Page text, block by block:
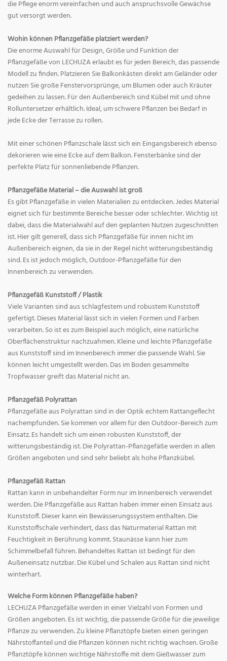
die Pflege enorm vereinfachen und auch anspruchsvolle Gewächse
gut versorgt werden.
Wohin können Pflanzgefäße platziert werden?
Die enorme Auswahl für Design, Größe und Funktion der
Pflanzgefäße von LECHUZA erlaubt es für jeden Bereich, das passende
Modell zu finden. Platzieren Sie Balkonkästen direkt am Geländer oder
nutzen Sie große Fenstervorsprünge, um Blumen oder auch Kräuter
gedeihen zu lassen. Für den Außenbereich sind Kübel mit und ohne
Rolluntersetzer erhältlich. Ideal, um schwere Pflanzen bei Bedarf in
jede Ecke der Terrasse zu rollen.
Mit einer schönen Pflanzschale lässt sich ein Eingangsbereich ebenso
dekorieren wie eine Ecke auf dem Balkon. Fensterbänke sind der
perfekte Platz für sonnenliebende Pflanzen.
Pflanzgefäße Material – die Auswahl ist groß
Es gibt Pflanzgefäße in vielen Materialien zu entdecken. Jedes Material
eignet sich für bestimmte Bereiche besser oder schlechter. Wichtig ist
dabei, dass die Materialwahl auf den geplanten Nutzen zugeschnitten
ist. Hier gilt generell, dass sich Pflanzgefäße für innen nicht im
Außenbereich eignen, da sie in der Regel nicht witterungsbeständig
sind. Es ist jedoch möglich, Outdoor-Pflanzgefäße für den
Innenbereich zu verwenden.
Pflanzgefäß Kunststoff / Plastik
Viele Varianten sind aus schlagfestem und robustem Kunststoff
gefertigt. Dieses Material lässt sich in vielen Formen und Farben
verarbeiten. So ist es zum Beispiel auch möglich, eine natürliche
Oberflächenstruktur nachzuahmen. Kleine und leichte Pflanzgefäße
aus Kunststoff sind im Innenbereich immer die passende Wahl. Sie
können leicht umgestellt werden. Das im Boden gesammelte
Tropfwasser greift das Material nicht an.
Pflanzgefäß Polyrattan
Pflanzgefäße aus Polyrattan sind in der Optik echtem Rattangeflecht
nachempfunden. Sie kommen vor allem für den Outdoor-Bereich zum
Einsatz. Es handelt sich um einen robusten Kunststoff, der
witterungsbeständig ist. Die Polyrattan-Pflanzgefäße werden in allen
Größen angeboten und sind sehr beliebt als hohe Pflanzkübel.
Pflanzgefäß Rattan
Rattan kann in unbehandelter Form nur im Innenbereich verwendet
werden. Die Pflanzgefäße aus Rattan haben immer einen Einsatz aus
Kunststoff. Dieser kann ein Bewässerungssystem enthalten. Die
Kunststoffschale verhindert, dass das Naturmaterial Rattan mit
Feuchtigkeit in Berührung kommt. Staunässe kann hier zum
Schimmelbefall führen. Behandeltes Rattan ist bedingt für den
Außeneinsatz nutzbar. Die Kübel und Schalen aus Rattan sind nicht
winterhart.
Welche Form können Pflanzgefäße haben?
LECHUZA Pflanzgefäße werden in einer Vielzahl von Formen und
Größen angeboten. Es ist wichtig, die passende Größe für die jeweilige
Pflanze zu verwenden. Zu kleine Pflanztöpfe bieten einen geringen
Nährstoffanteil und die Pflanzen können nicht richtig wachsen. Große
Pflanztöpfe können wichtige Nährstoffe mit dem Gießwasser zum